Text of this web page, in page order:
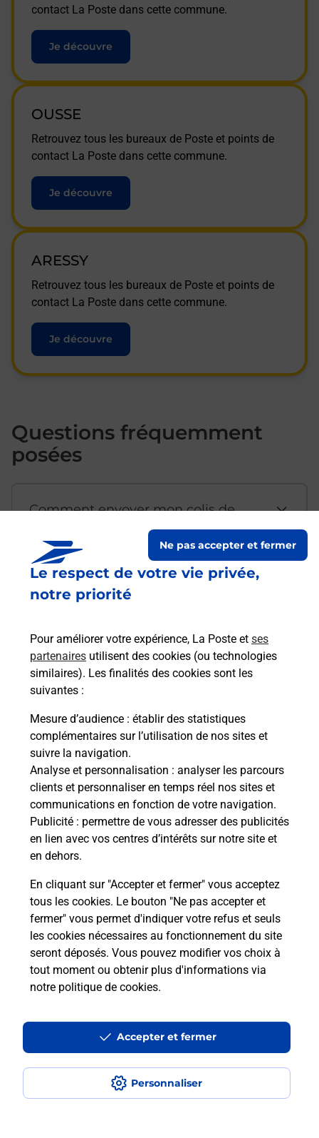
Le respect de votre vie privée,
notre priorité
Pour améliorer votre expérience, La Poste et ses
partenaires utilisent des cookies (ou technologies
similaires). Les finalités des cookies sont les
suivantes :
Mesure d’audience : établir des statistiques
complémentaires sur l’utilisation de nos sites et
suivre la navigation.
Analyse et personnalisation : analyser les parcours
clients et personnaliser en temps réel nos sites et
communications en fonction de votre navigation.
Publicité : permettre de vous adresser des publicités
en lien avec vos centres d’intérêts sur notre site et
en dehors.
En cliquant sur "Accepter et fermer" vous acceptez
tous les cookies. Le bouton "Ne pas accepter et
fermer" vous permet d'indiquer votre refus et seuls
les cookies nécessaires au fonctionnement du site
seront déposés. Vous pouvez modifier vos choix à
tout moment ou obtenir plus d'informations via
notre politique de cookies.
Personnaliser
Ne pas accepter et fermer
Accepter et fermer
contact La Poste dans cette commune.
Je découvre
OUSSE
Retrouvez tous les bureaux de Poste et points de
contact La Poste dans cette commune.
Je découvre
ARESSY
Retrouvez tous les bureaux de Poste et points de
contact La Poste dans cette commune.
Je découvre
Questions fréquemment
posées
Comment envoyer mon colis de
Est-il possible d’acheter un
emballage directement depuis un
Comment demander une
modification de livraison ?
Comment La Poste participe-t-elle
à votre sécurité au quotidien ?
Puis-je passer mon code de la route
avec La Poste et sous quelles
conditions ?
Localiser Liste Pyrénées Atlantiques
Accessibilité : partiellement conforme
Conditions contractuelles
Mentions légales